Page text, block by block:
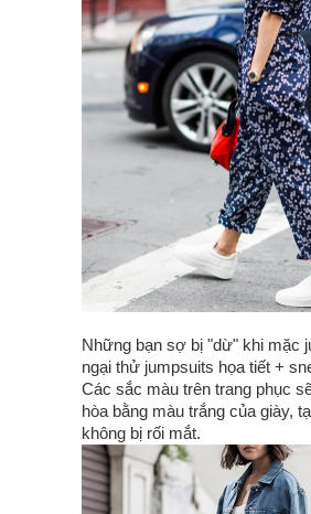
Những bạn sợ bị "dừ" khi mặc
ngại thử jumpsuits họa tiết +
Các sắc màu trên trang phục
hòa bằng màu trắng của giày,
không bị rối mắt.